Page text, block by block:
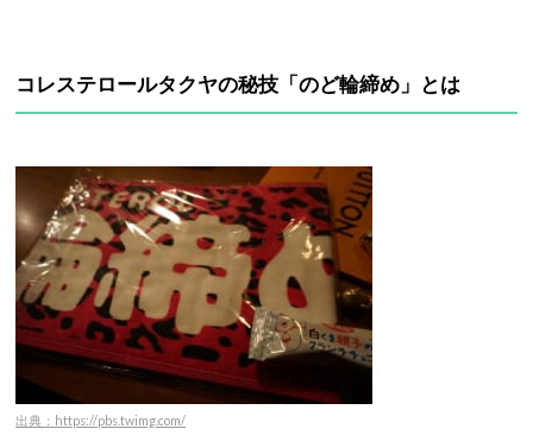
コレステロールタクヤの秘技「のど輪締め 」とは
出典：https://pbs.twimg.com/